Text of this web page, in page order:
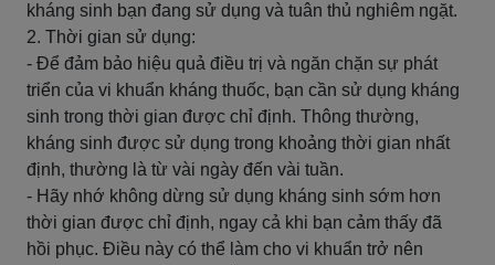
kháng sinh bạn đang sử dụng và tuân thủ nghiêm ngặt.
2. Thời gian sử dụng:
- Để đảm bảo hiệu quả điều trị và ngăn chặn sự phát
triển của vi khuẩn kháng thuốc, bạn cần sử dụng kháng
sinh trong thời gian được chỉ định. Thông thường,
kháng sinh được sử dụng trong khoảng thời gian nhất
định, thường là từ vài ngày đến vài tuần.
- Hãy nhớ không dừng sử dụng kháng sinh sớm hơn
thời gian được chỉ định, ngay cả khi bạn cảm thấy đã
hồi phục. Điều này có thể làm cho vi khuẩn trở nên